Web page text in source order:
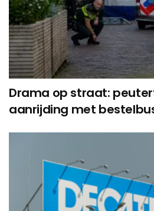
Drama op straat:
aanrijding met